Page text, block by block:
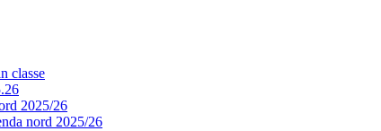
classe
2025/26
nord 2025/26